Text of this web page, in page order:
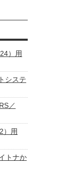
）用
システ
／
）用
トナか